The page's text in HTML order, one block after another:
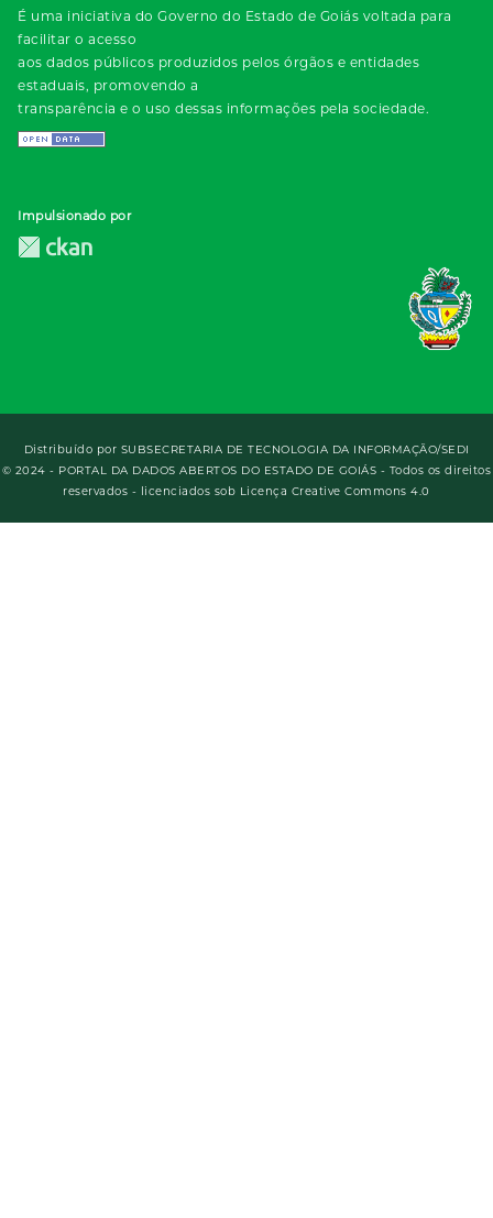
É uma iniciativa do Governo do Estado de Goiás voltada para
facilitar o acesso
aos dados públicos produzidos pelos órgãos e entidades
estaduais, promovendo a
transparência e o uso dessas informações pela sociedade.
Impulsionado por
Distribuído por SUBSECRETARIA DE TECNOLOGIA DA INFORMAÇÃO/SEDI
© 2024 - PORTAL DA DADOS ABERTOS DO ESTADO DE GOIÁS - Todos os direitos
reservados - licenciados sob Licença Creative Commons 4.0